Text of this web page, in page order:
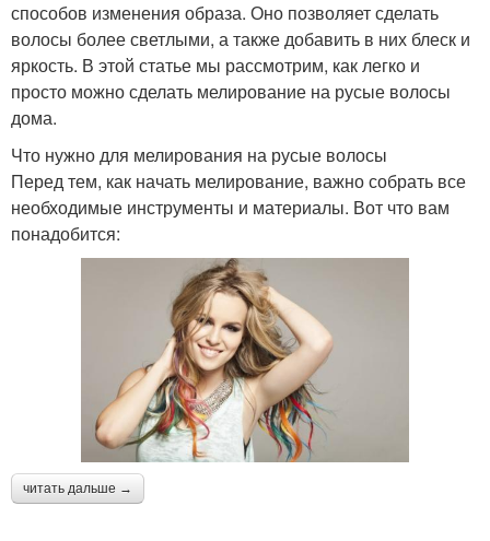
способов изменения образа. Оно позволяет сделать
волосы более светлыми, а также добавить в них блеск и
яркость. В этой статье мы рассмотрим, как легко и
просто можно сделать мелирование на русые волосы
дома.
Что нужно для мелирования на русые волосы
Перед тем, как начать мелирование, важно собрать все
необходимые инструменты и материалы. Вот что вам
понадобится:
читать дальше →